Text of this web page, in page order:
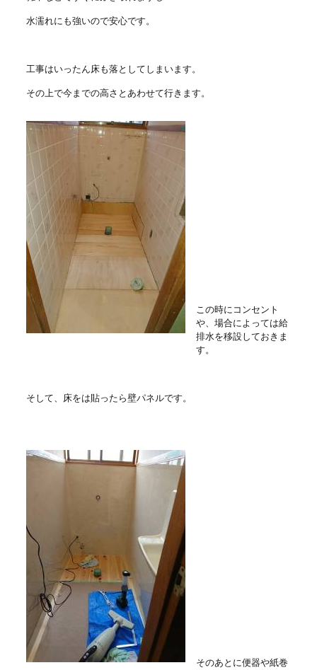
水濡れにも強いので安心です。
工事はいったん床も落としてしまいます。
その上で今までの高さとあわせて行きます。
この時にコンセント
や、場合によっては給
排水を移設しておきま
す。
そして、床をは貼ったら壁パネルです。
そのあとに便器や紙巻